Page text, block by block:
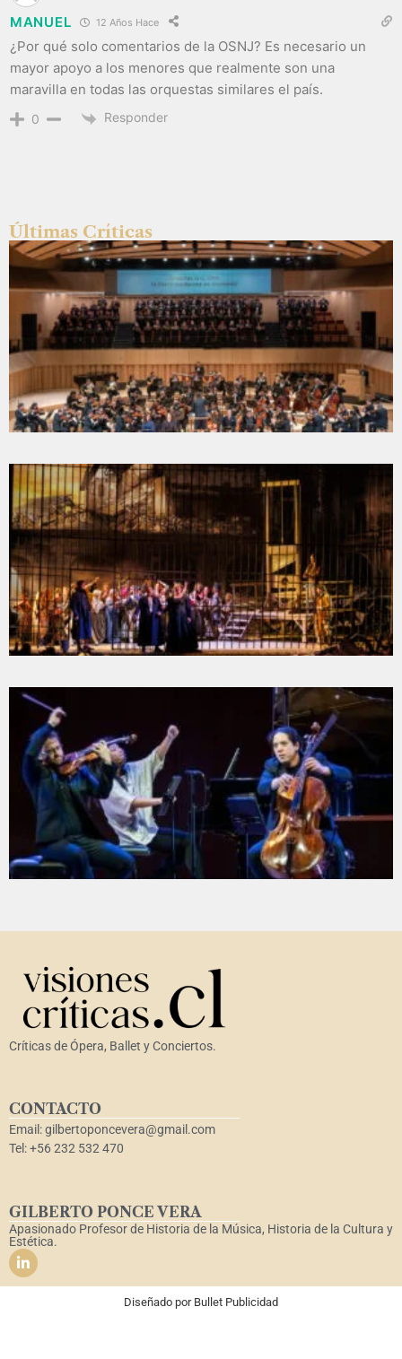
MANUEL 12 Años Hace
¿Por qué solo comentarios de la OSNJ? Es necesario un
mayor apoyo a los menores que realmente son una
maravilla en todas las orquestas similares el país.
0 Responder
Últimas Críticas
Críticas de Ópera, Ballet y Conciertos.
CONTACTO
Email: gilbertoponcevera@gmail.com
Tel: +56 232 532 470
GILBERTO PONCE VERA
Apasionado Profesor de Historia de la Música, Historia de la Cultura y
Estética.
Diseñado por Bullet Publicidad